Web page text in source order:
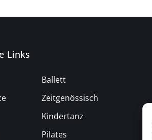
Links
Ballett
Zeitgenössisch
Kindertanz
Pilates